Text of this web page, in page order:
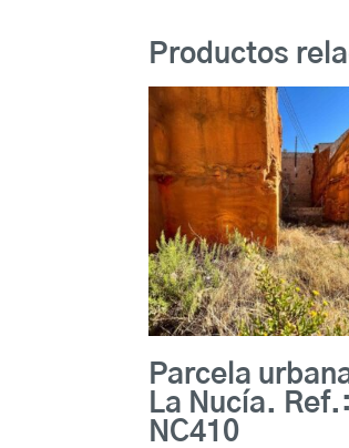
Productos
Parcela
La Nucía. Ref.:
NC410